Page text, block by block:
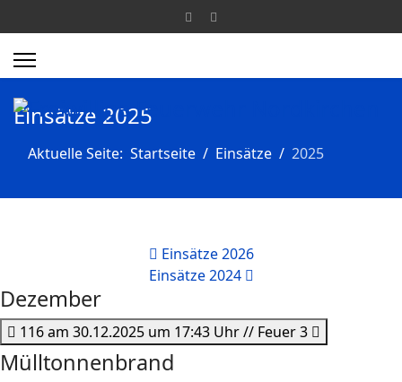
Einsätze 2025
Aktuelle Seite: Startseite Einsätze 2025
Einsätze 2026
Einsätze 2024
Dezember
116 am 30.12.2025 um 17:43 Uhr // Feuer 3
Mülltonnenbrand